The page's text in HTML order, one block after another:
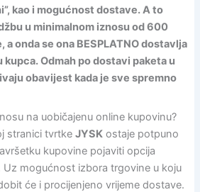
kao i mogućnost dostave. A to
u minimalnom iznosu od 600
a onda se ona BESPLATNO dostavlja
Odmah po dostavi paketa u
obavijest kada je sve spremno
na uobičajenu online kupovinu?
stranici tvrtke JYSKostaje potpuno
kupovine pojaviti opcija
Uz mogućnost izbora trgovine u koju
će i procijenjeno vrijeme dostave.